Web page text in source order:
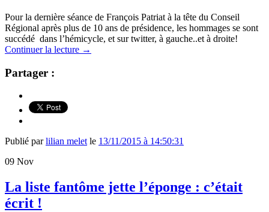
Pour la dernière séance de François Patriat à la tête du Conseil
Régional après plus de 10 ans de présidence, les hommages se sont
succédé dans l’hémicycle, et sur twitter, à gauche..et à droite!
Continuer la lecture →
Partager :
Publié parlilian melet le 13/11/2015 à 14:50:31
09 Nov
La liste fantôme jette l’éponge : c’était
écrit !